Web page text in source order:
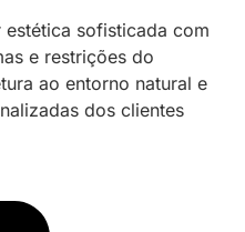
sofisticada com
e restrições do
ao entorno natural e
dos clientes